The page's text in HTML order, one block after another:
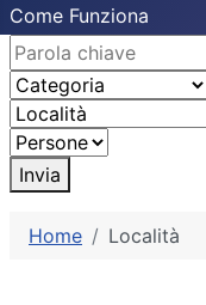
Come Funziona
Invia
Home Località